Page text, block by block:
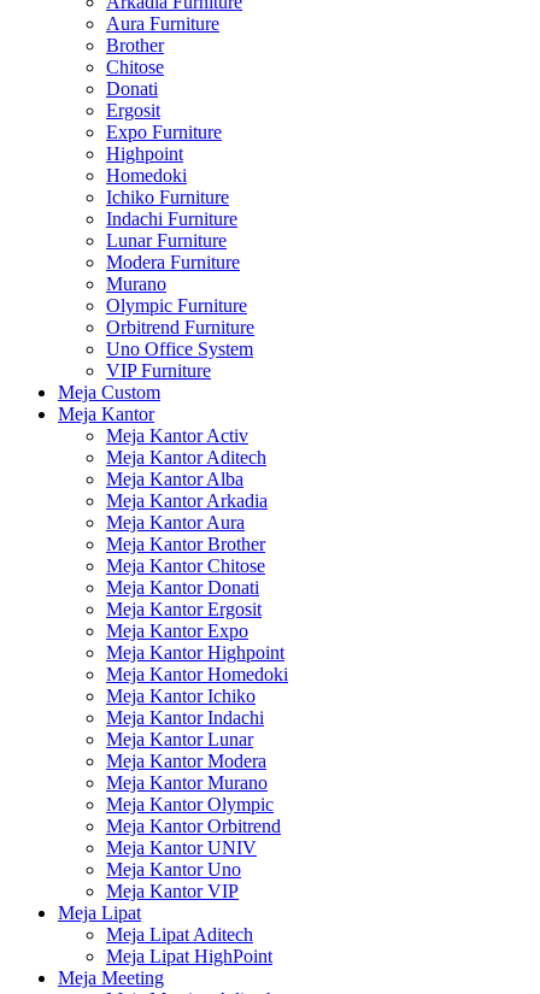
Aura Furniture
Brother
Chitose
Donati
Ergosit
Expo Furniture
Highpoint
Homedoki
Ichiko Furniture
Indachi Furniture
Lunar Furniture
Modera Furniture
Murano
Olympic Furniture
Orbitrend Furniture
Uno Office System
VIP Furniture
Meja Custom
Meja Kantor
Meja Kantor Activ
Meja Kantor Aditech
Meja Kantor Alba
Meja Kantor Arkadia
Meja Kantor Aura
Meja Kantor Brother
Meja Kantor Chitose
Meja Kantor Donati
Meja Kantor Ergosit
Meja Kantor Expo
Meja Kantor Highpoint
Meja Kantor Homedoki
Meja Kantor Ichiko
Meja Kantor Indachi
Meja Kantor Lunar
Meja Kantor Modera
Meja Kantor Murano
Meja Kantor Olympic
Meja Kantor Orbitrend
Meja Kantor UNIV
Meja Kantor Uno
Meja Kantor VIP
Meja Lipat
Meja Lipat Aditech
Meja Lipat HighPoint
Meja Meeting